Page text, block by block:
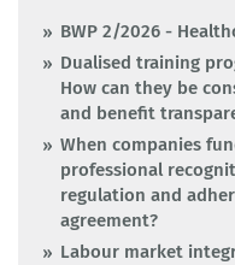
BWP 2/2026 -
Dualised training
How can they be
and benefit
When companies
professional
regulation and
agreement?
Labour market